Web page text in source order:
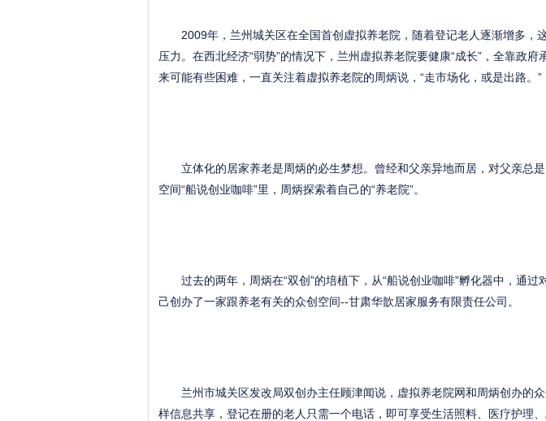
2009年，兰州城关区在全国首创虚拟养老院，随着登记老人逐渐增多，
压力。在西北经济“弱势”的情况下，兰州虚拟养老院要健康“成长”，全靠政府
来可能有些困难，一直关注着虚拟养老院的周炳说，“走市场化，或是出路。”
立体化的居家养老是周炳的必生梦想。曾经和父亲异地而居，对父亲总是
空间“船说创业咖啡”里，周炳探索着自己的“养老院”。
过去的两年，周炳在“双创”的培植下，从“船说创业咖啡”孵化器中，通过
己创办了一家跟养老有关的众创空间--甘肃华歆居家服务有限责任公司。
兰州市城关区发改局双创办主任顾津闻说，虚拟养老院网和周炳创办的
样信息共享，登记在册的老人只需一个电话，即可享受生活照料、医疗护理